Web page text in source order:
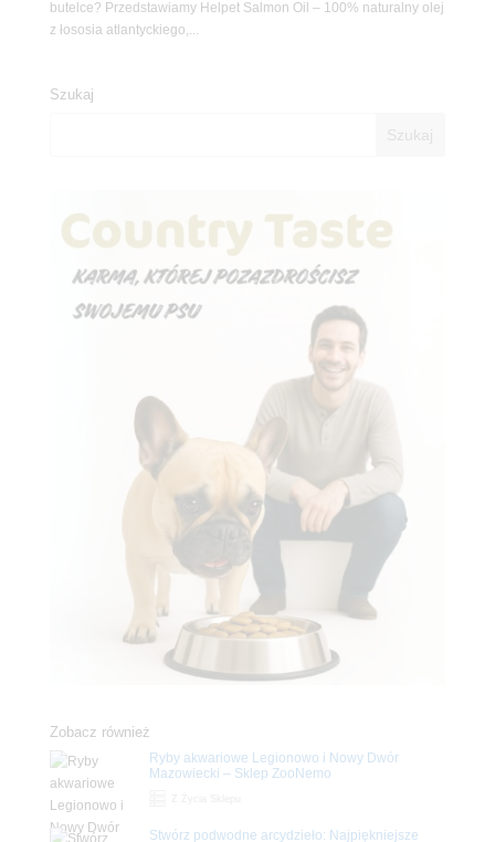
butelce? Przedstawiamy Helpet Salmon Oil – 100% naturalny olej
z łososia atlantyckiego,...
Szukaj
Zobacz również
Ryby akwariowe Legionowo i Nowy Dwór
Mazowiecki – Sklep ZooNemo
Stwórz podwodne arcydzieło: Najpiękniejsze